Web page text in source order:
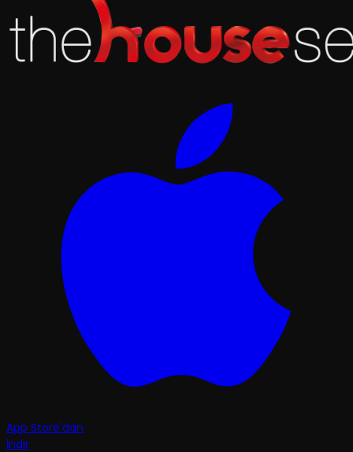
App Store'dan
İndir